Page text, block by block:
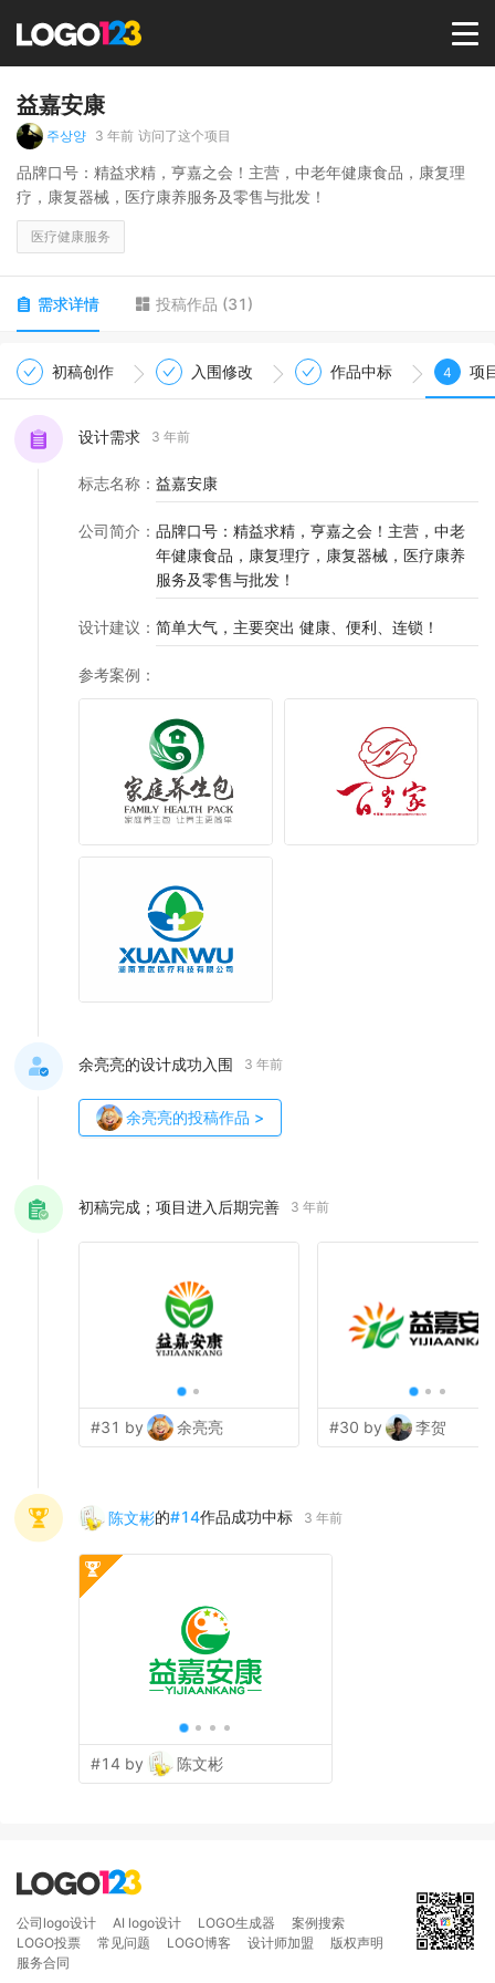
选择套餐→
商标版权
LOGO
益嘉安康
주상양 3 年前 访问了这个项目
品牌口号：精益求精，亨嘉之会！主营，中老年健康食品，康复理
疗，康复器械，医疗康养服务及零售与批发！
医疗健康服务
需求详情 投稿作品 (31 )
初稿创作 入围修改 作品中标 4 项
设计需求 3 年前
标志名称 ： 益嘉安康
公司简介 ： 品牌口号：精益求精，亨嘉之会！主营，中老
年健康食品，康复理疗，康复器械，医疗康养
服务及零售与批发！
设计建议 ： 简单大气，主要突出 健康、便利、连锁！
参考案例 ：
余亮亮的设计成功入围 3 年前
余亮亮的投稿作品 >
初稿完成；项目进入后期完善 3 年前
#31 by 余亮亮 #30 by 李贺
陈文彬的#14作品成功中标 3 年前
#14 by 陈文彬
公司logo设计 AI logo设计 LOGO生成器
案例搜索
LOGO投票
常见问题 LOGO博客 设计师加盟
版权声明
服务合同